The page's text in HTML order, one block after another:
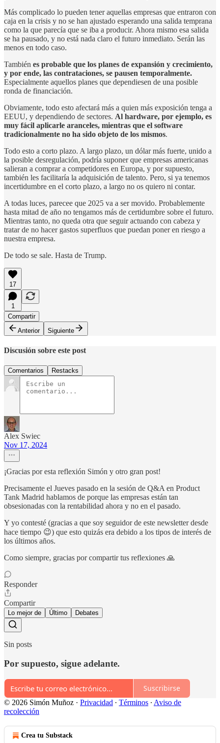
Más complicado lo pueden tener aquellas empresas que entraron con
caja en la crisis y no se han ajustado esperando una salida temprana
como la que parecía que se iba a producir. Ahora mismo esa salida
se ha pausado, y no está nada claro el futuro inmediato. Serán las
menos en todo caso.
También es probable que los planes de expansión y crecimiento,
y por ende, las contrataciones, se pausen temporalmente.
Especialmente aquellos planes que dependiesen de una posible
ronda de financiación.
Obviamente, todo esto afectará más a quien más exposición tenga a
EEUU, y dependiendo de sectores. Al hardware, por ejemplo, es
muy fácil aplicarle aranceles, mientras que el software
tradicionalmente no ha sido objeto de los mismos.
Todo esto a corto plazo. A largo plazo, un dólar más fuerte, unido a
la posible desregulación, podría suponer que empresas americanas
salieran a comprar a competidores en Europa, y por supuesto,
también les facilitaría la adquisición de talento. Pero, si ya tenemos
incertidumbre en el corto plazo, a largo no os quiero ni contar.
A todas luces, parecee que 2025 va a ser movido. Probablemente
hasta mitad de año no tengamos más de certidumbre sobre el futuro.
Mientras tanto, no queda otra que seguir actuando con cabeza y
tratar de no hacer gastos superfluos que puedan poner en riesgo a
nuestra empresa.
De todo se sale. Hasta de Trump.
17
1
Compartir
Anterior
Siguiente
Discusión sobre este post
Comentarios Restacks
Alex Swiec
Nov 17, 2024
¡Gracias por esta reflexión Simón y otro gran post!
Precisamente el Jueves pasado en la sesión de Q&A en Product
Tank Madrid hablamos de porque las empresas están tan
obsesionadas con la rentabilidad ahora y no en el pasado.
Y yo contesté (gracias a que soy seguidor de este newsletter desde
hace tiempo 😉) que esto quizás era debido a los tipos de interés de
los últimos años.
Como siempre, gracias por compartir tus reflexiones 🙏
Responder
Compartir
Lo mejor de Último Debates
Sin posts
Por supuesto, sigue adelante.
Suscribirse
© 2026 Simón Muñoz · Privacidad ∙ Términos ∙ Aviso de
recolección
Crea tu Substack